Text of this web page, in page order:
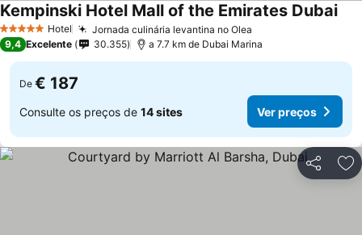
5 Estrelas Hotel Jornada culinária levantina no Olea
Kempinski Hotel Mall of the Emirates Dubai
9,4 Excelente 30.355 a 7.7 km de Dubai Marina
De € 187
Consulte os preços de 14 sites Ver preços
Partilhar